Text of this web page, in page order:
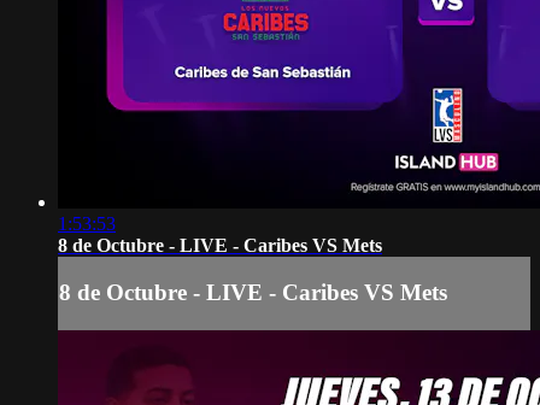
1:53:53
8 de Octubre - LIVE - Caribes VS Mets
8 de Octubre - LIVE - Caribes VS Mets